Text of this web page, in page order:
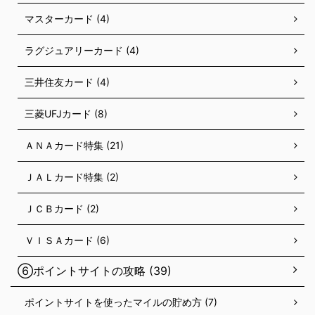
マスターカード (4)
ラグジュアリーカード (4)
三井住友カード (4)
三菱UFJカード (8)
ＡＮＡカード特集 (21)
ＪＡＬカード特集 (2)
ＪＣＢカード (2)
ＶＩＳＡカード (6)
⑥ポイントサイトの攻略 (39)
ポイントサイトを使ったマイルの貯め方 (7)